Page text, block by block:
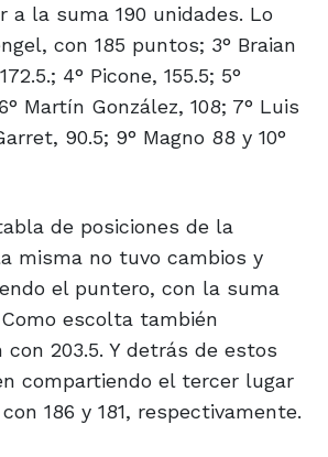
a la suma 190 unidades. Lo
con 185 puntos; 3° Braian
4° Picone, 155.5; 5°
Martín González, 108; 7° Luis
90.5; 9° Magno 88 y 10°
de posiciones de la
misma no tuvo cambios y
el puntero, con la suma
escolta también
203.5. Y detrás de estos
compartiendo el tercer lugar
186 y 181, respectivamente.